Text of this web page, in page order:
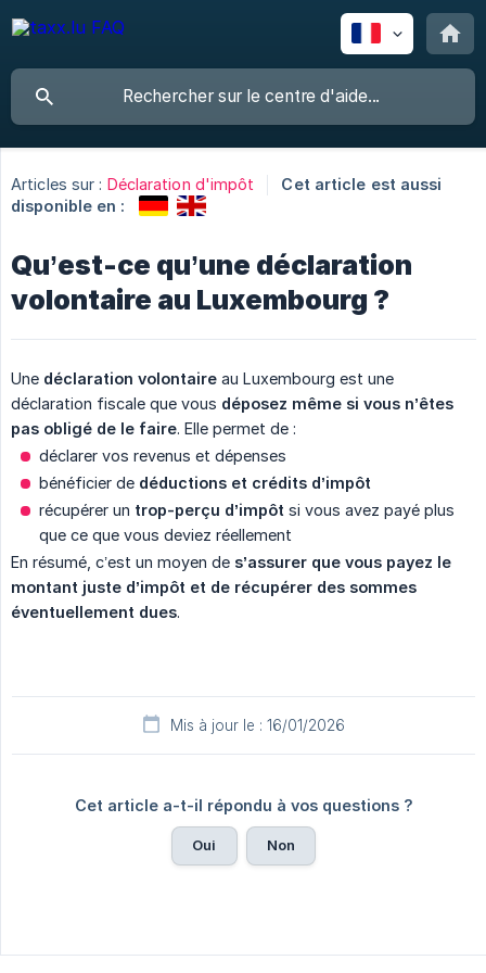
Articles sur : Déclaration d'impôt
Cet article est aussi
disponible en :
Qu’est-ce qu’une déclaration
volontaire au Luxembourg ?
Une déclaration volontaire au Luxembourg est une
déclaration fiscale que vous déposez même si vous n’êtes
pas obligé de le faire. Elle permet de :
déclarer vos revenus et dépenses
bénéficier de déductions et crédits d’impôt
récupérer un trop-perçu d’impôt si vous avez payé plus
que ce que vous deviez réellement
En résumé, c’est un moyen de s’assurer que vous payez le
montant juste d’impôt et de récupérer des sommes
éventuellement dues.
Mis à jour le : 16/01/2026
Cet article a-t-il répondu à vos questions ?
Oui Non